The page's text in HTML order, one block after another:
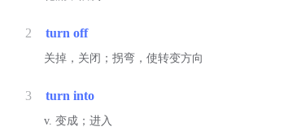
2 turn off
关掉，关闭；拐弯，使转变方向
3 turn into
v. 变成；进入